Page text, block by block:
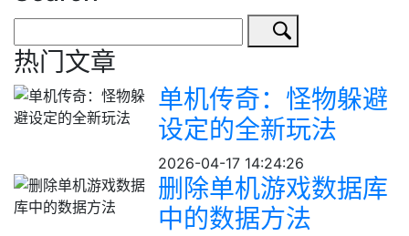
热门文章
单机传奇：怪物躲避
设定的全新玩法
2026-04-17 14:24:26
删除单机游戏数据库
中的数据方法